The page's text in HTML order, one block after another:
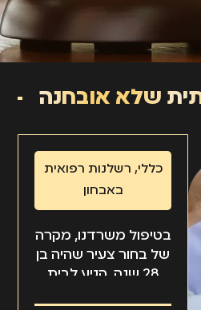
שלא אובחנה
כללי, רשלנות רפואית
באבחון
בטיפול משרדנו, מקרה
של בחור צעיר שהיה בן
28 שנה, הגיע לבית